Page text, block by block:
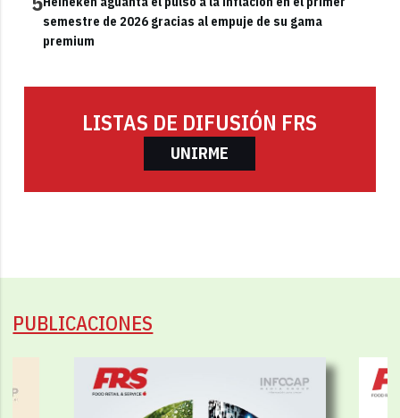
semestre de 2026 gracias al empuje de su gama
premium
LISTAS DE DIFUSIÓN FRS
UNIRME
PUBLICACIONES